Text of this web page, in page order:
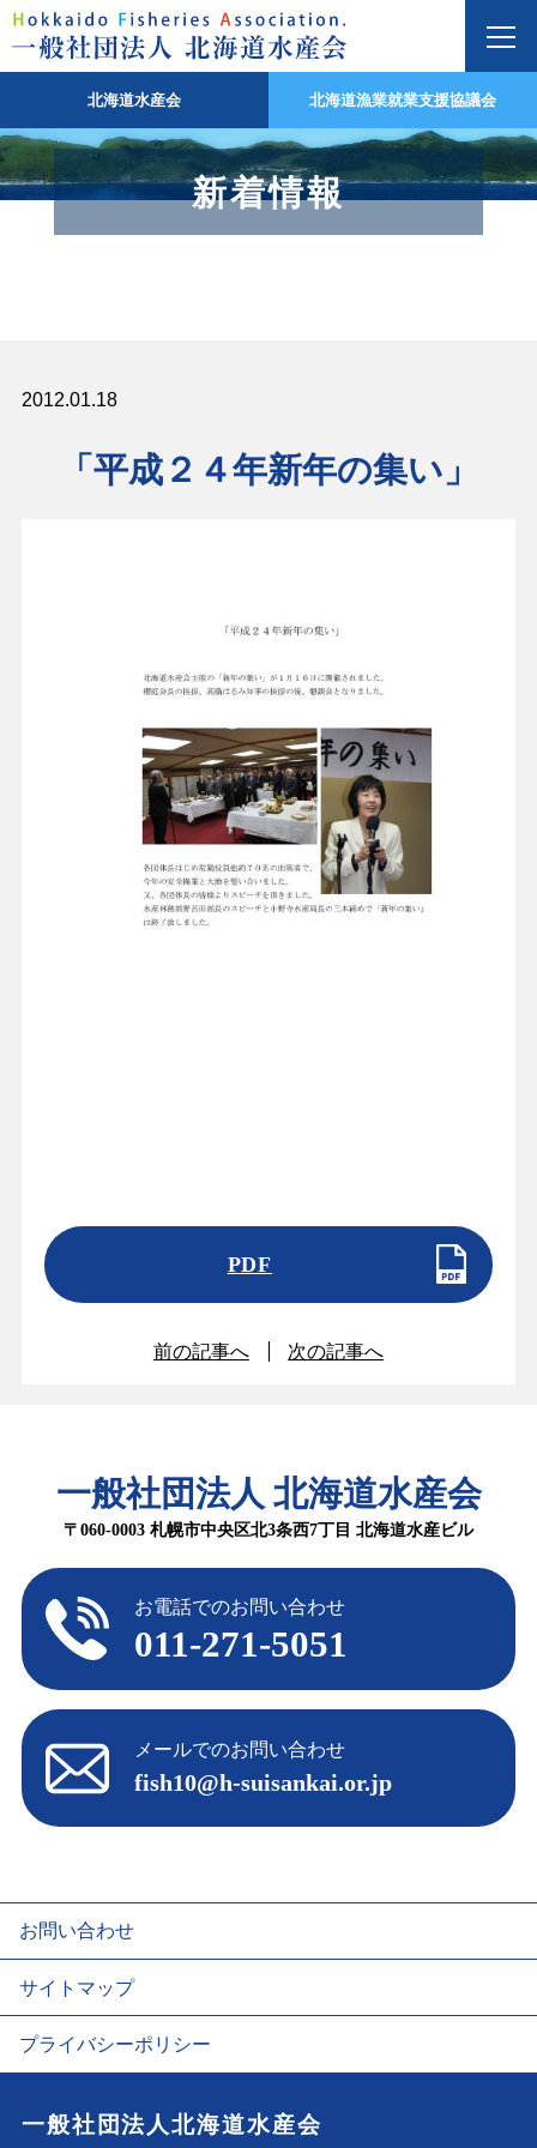
北海道水産会 北海道漁業就業支援協議会
新着情報
2012.01.18
「平成２４年新年の集い」
PDF
前の記事へ 次の記事へ
一般社団法人 北海道水産会
〒060-0003 札幌市中央区北3条西7丁目 北海道水産ビル
お電話でのお問い合わせ
011-271-5051
メールでのお問い合わせ
fish10@h-suisankai.or.jp
お問い合わせ
サイトマップ
プライバシーポリシー
一般社団法人北海道水産会